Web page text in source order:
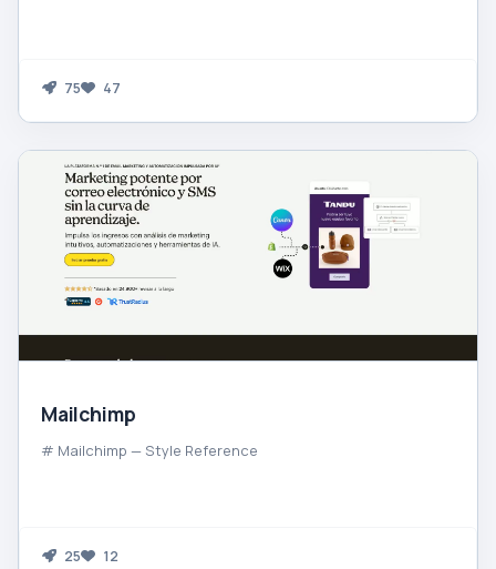
75 47
Mailchimp
# Mailchimp — Style Reference
25 12